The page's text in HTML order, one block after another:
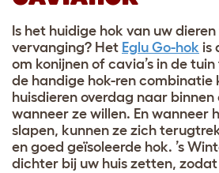
Is het huidige hok van uw
vervanging? Het Eglu Go-hok is
om konijnen of cavia’s in de
de handige hok-ren combinatie
huisdieren overdag naar
wanneer ze willen. En wanneer
slapen, kunnen ze zich
en goed geïsoleerde hok. ’s
dichter bij uw huis zetten,